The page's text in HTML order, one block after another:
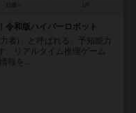
令和版ハイパーロボット
者)」と呼ばれる、予知能力
、リアルタイム推理ゲーム
報を...